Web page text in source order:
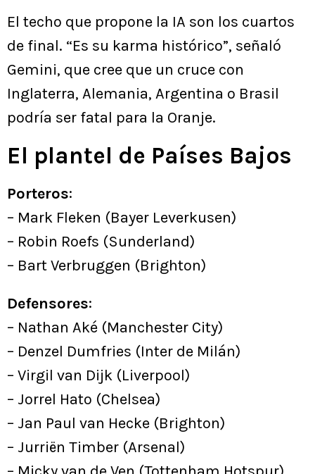
El techo que propone la IA son los cuartos
de final. “Es su karma histórico”, señaló
Gemini, que cree que un cruce con
Inglaterra, Alemania, Argentina o Brasil
podría ser fatal para la Oranje.
El plantel de Países Bajos
Porteros:
– Mark Fleken (Bayer Leverkusen)
– Robin Roefs (Sunderland)
– Bart Verbruggen (Brighton)
Defensores:
– Nathan Aké (Manchester City)
– Denzel Dumfries (Inter de Milán)
– Virgil van Dijk (Liverpool)
– Jorrel Hato (Chelsea)
– Jan Paul van Hecke (Brighton)
– Jurriën Timber (Arsenal)